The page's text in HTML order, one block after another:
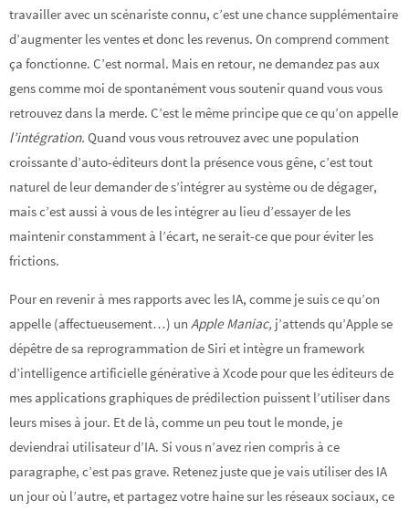
travailler avec un scénariste connu, c’est une chance supplémentaire
d’augmenter les ventes et donc les revenus. On comprend comment
ça fonctionne. C’est normal. Mais en retour, ne demandez pas aux
gens comme moi de spontanément vous soutenir quand vous vous
retrouvez dans la merde. C’est le même principe que ce qu’on appelle
l’intégration. Quand vous vous retrouvez avec une population
croissante d’auto-éditeurs dont la présence vous gêne, c’est tout
naturel de leur demander de s’intégrer au système ou de dégager,
mais c’est aussi à vous de les intégrer au lieu d’essayer de les
maintenir constamment à l’écart, ne serait-ce que pour éviter les
frictions.
Pour en revenir à mes rapports avec les IA, comme je suis ce qu’on
appelle (affectueusement…) un Apple Maniac, j’attends qu’Apple se
dépêtre de sa reprogrammation de Siri et intègre un framework
d’intelligence artificielle générative à Xcode pour que les éditeurs de
mes applications graphiques de prédilection puissent l’utiliser dans
leurs mises à jour. Et de là, comme un peu tout le monde, je
deviendrai utilisateur d’IA. Si vous n’avez rien compris à ce
paragraphe, c’est pas grave. Retenez juste que je vais utiliser des IA
un jour où l’autre, et partagez votre haine sur les réseaux sociaux, ce